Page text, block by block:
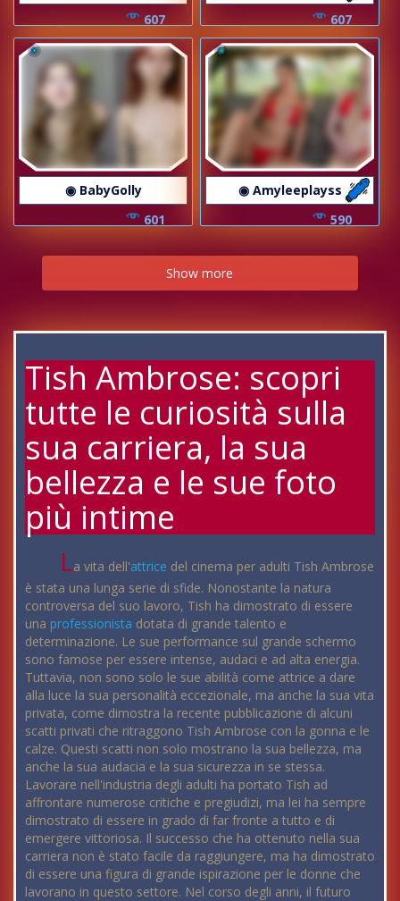
607
607
◉ BabyGolly
601
◉ Amyleeplayss
590
Show more
Tish Ambrose: scopri
tutte le curiosità sulla
sua carriera, la sua
bellezza e le sue foto
più intime
La vita dell'attrice del cinema per adulti Tish Ambrose
è stata una lunga serie di sfide. Nonostante la natura
controversa del suo lavoro, Tish ha dimostrato di essere
una professionista dotata di grande talento e
determinazione. Le sue performance sul grande schermo
sono famose per essere intense, audaci e ad alta energia.
Tuttavia, non sono solo le sue abilità come attrice a dare
alla luce la sua personalità eccezionale, ma anche la sua vita
privata, come dimostra la recente pubblicazione di alcuni
scatti privati che ritraggono Tish Ambrose con la gonna e le
calze. Questi scatti non solo mostrano la sua bellezza, ma
anche la sua audacia e la sua sicurezza in se stessa.
Lavorare nell'industria degli adulti ha portato Tish ad
affrontare numerose critiche e pregiudizi, ma lei ha sempre
dimostrato di essere in grado di far fronte a tutto e di
emergere vittoriosa. Il successo che ha ottenuto nella sua
carriera non è stato facile da raggiungere, ma ha dimostrato
di essere una figura di grande ispirazione per le donne che
lavorano in questo settore. Nel corso degli anni, il futuro